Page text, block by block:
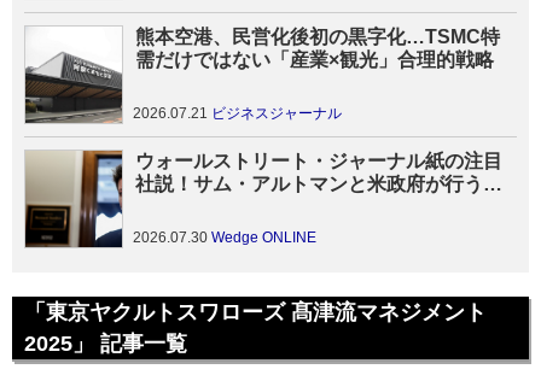
熊本空港、民営化後初の黒字化…TSMC特
需だけではない「産業×観光」合理的戦略
2026.07.21 ビジネスジャーナル
ウォールストリート・ジャーナル紙の注目
社説！サム・アルトマンと米政府が行う
2026.07.30 Wedge ONLINE
「東京ヤクルトスワローズ 髙津流マネジメント
2025」 記事一覧